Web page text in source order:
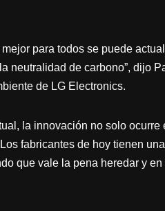
para todos se puede
neutralidad de carbono”, dijo
de LG Electronics.
la innovación no solo
fabricantes de hoy tienen
que vale la pena heredar y